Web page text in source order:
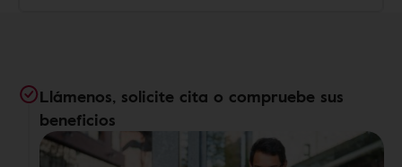
Llámenos, solicite cita o compruebe sus
beneficios